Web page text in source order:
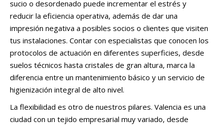
sucio o desordenado puede incrementar el estrés y
reducir la eficiencia operativa, además de dar una
impresión negativa a posibles socios o clientes que visiten
tus instalaciones. Contar con especialistas que conocen los
protocolos de actuación en diferentes superficies, desde
suelos técnicos hasta cristales de gran altura, marca la
diferencia entre un mantenimiento básico y un servicio de
higienización integral de alto nivel.
La flexibilidad es otro de nuestros pilares. Valencia es una
ciudad con un tejido empresarial muy variado, desde